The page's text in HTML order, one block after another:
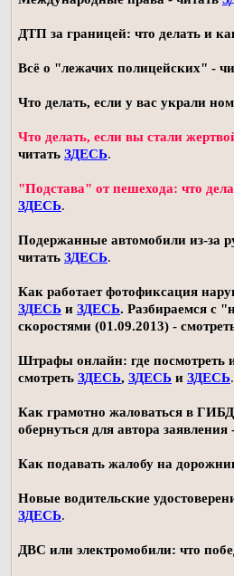
ДТП за границей: что делать и
Всё о "лежачих полицейских" -
Что делать, если у вас украли
Что делать, если вы стали
читать ЗДЕСЬ.
"Подстава" от пешехода: что
ЗДЕСЬ.
Подержанные автомобили из-за
читать ЗДЕСЬ.
Как работает фотофиксация
ЗДЕСЬ и ЗДЕСЬ. Разбираемся с
скоростями (01.09.2013) -
Штрафы онлайн: где посмотреть
смотреть ЗДЕСЬ, ЗДЕСЬ и ЗДЕСЬ.
Как грамотно жаловаться в
обернуться для автора заявления
Как подавать жалобу на
Новые водительские
ЗДЕСЬ.
ДВС или электромобили: что